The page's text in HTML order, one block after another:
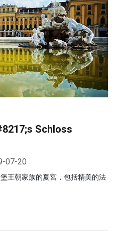
Schloss
07-20
王朝家族的夏宮，包括精美的法